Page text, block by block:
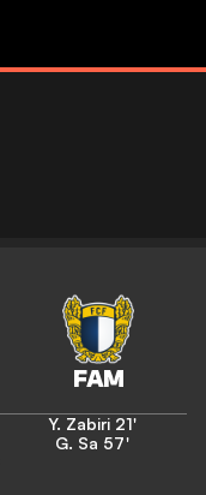
Y. Zabiri 21'
G. Sa 57'